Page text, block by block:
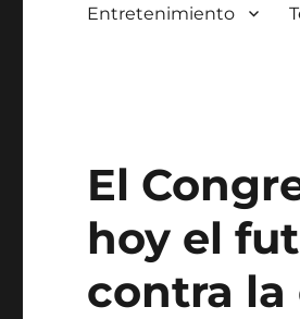
Entretenimiento
El
hoy el
contra la